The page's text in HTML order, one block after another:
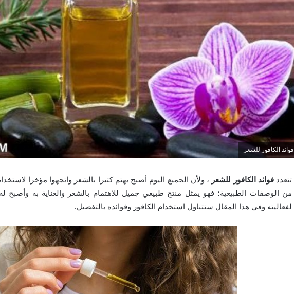
فوائد الكافور للشعر
تتعدد فوائد الكافور للشعر ، ولأن الجميع اليوم أصبح يهتم كثيرا بالشعر واتجهوا مؤخرا
من الوصفات الطبيعية؛ فهو يمثل منتج طبيعي جميل للاهتمام بالشعر والعناية به وأصبح
لفعاليته وفي هذا المقال سنتناول استخدام الكافور وفوائده بالتفصيل.